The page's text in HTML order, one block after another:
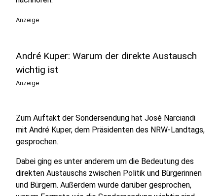
Anzeige
André Kuper: Warum der direkte Austausch
wichtig ist
Anzeige
Zum Auftakt der Sondersendung hat José Narciandi
mit André Kuper, dem Präsidenten des NRW-Landtags,
gesprochen.
Dabei ging es unter anderem um die Bedeutung des
direkten Austauschs zwischen Politik und Bürgerinnen
und Bürgern. Außerdem wurde darüber gesprochen,